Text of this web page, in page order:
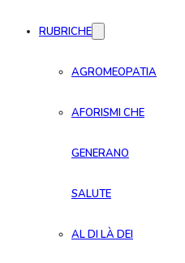
RUBRICHE
AGROMEOPATIA
AFORISMI CHE
GENERANO
SALUTE
AL DI LÀ DEI